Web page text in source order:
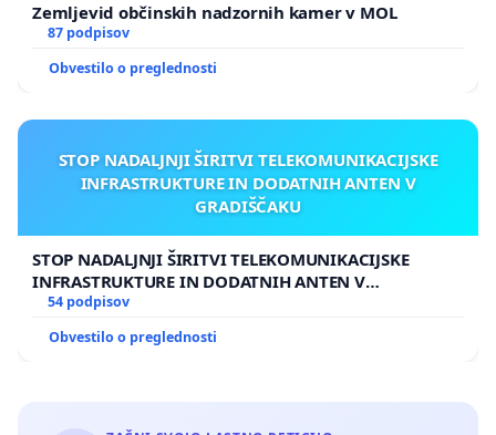
Zemljevid občinskih nadzornih kamer v MOL
87 podpisov
Obvestilo o preglednosti
STOP NADALJNJI ŠIRITVI TELEKOMUNIKACIJSKE
INFRASTRUKTURE IN DODATNIH ANTEN V
GRADIŠČAKU
STOP NADALJNJI ŠIRITVI TELEKOMUNIKACIJSKE
INFRASTRUKTURE IN DODATNIH ANTEN V
GRADIŠČAKU
54 podpisov
Obvestilo o preglednosti